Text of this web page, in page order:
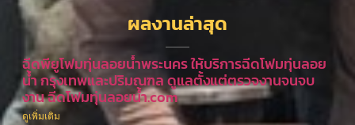
ผลงานล่าสุด
ฉีดพียูโฟมทุ่นลอยน้ำพระนคร ให้บริการฉีดโฟมทุ่นลอย
น้ำ กรุงเทพและปริมณฑล ดูแลตั้งแต่ตรวจงานจนจบ
งาน ฉีดโฟมทุ่นลอยน้ำ.com
ดูเพิ่มเติม